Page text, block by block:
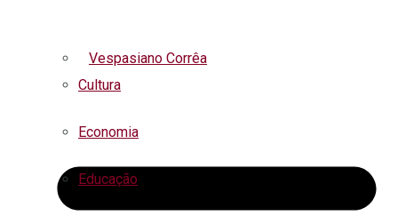
Vespasiano Corrêa
Cultura
Economia
Educação